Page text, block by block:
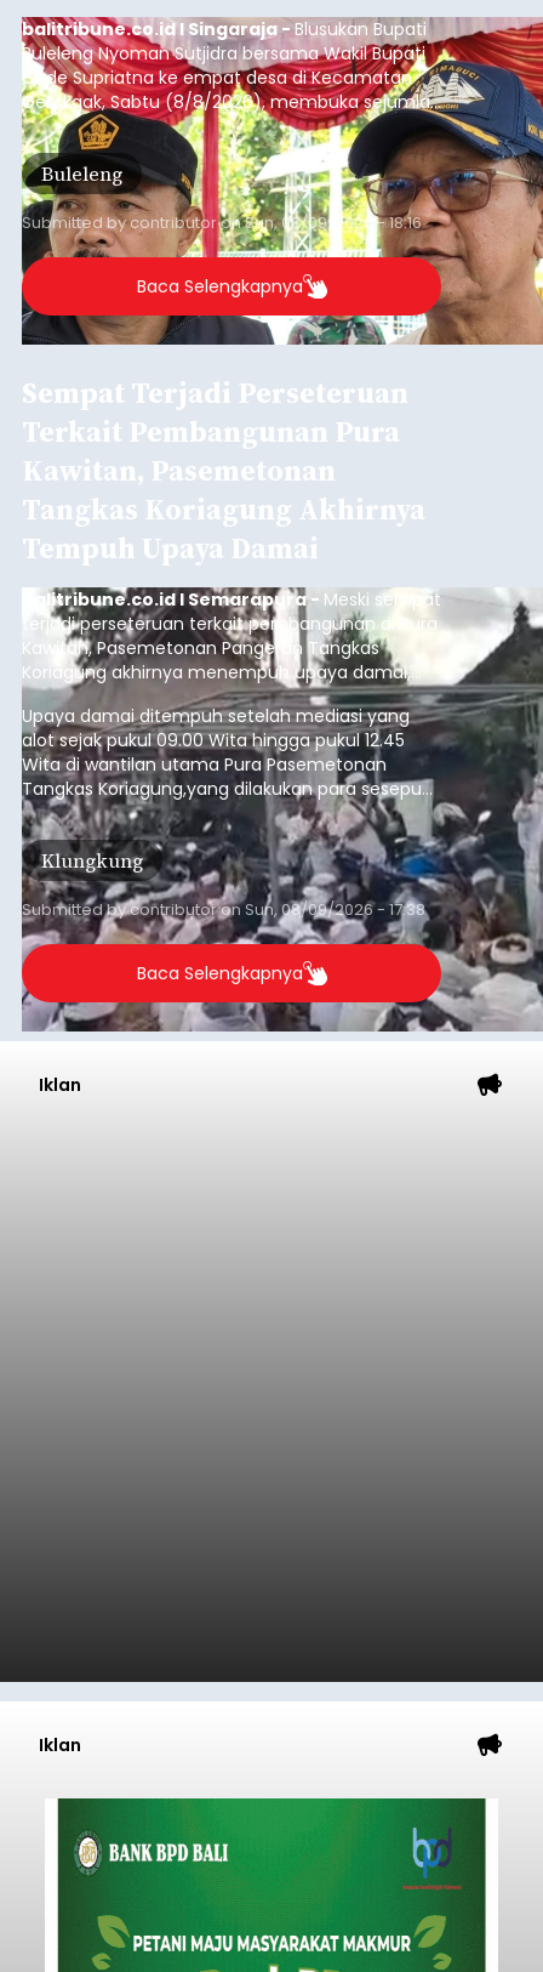
balitribune.co.id I Singaraja - Blusukan Bupati
Buleleng Nyoman Sutjidra bersama Wakil Bupati
Gede Supriatna ke empat desa di Kecamatan
Gerokgak, Sabtu (8/8/2026), membuka sejumlah
persoalan yang masih dihadapi masyarakat. Dari
jalan desa yang rusak hingga potensi pertanian
yang belum optimal, semuanya menjadi
perhatian pemerintah daerah.
Buleleng
Submitted bycontributoronSun, 08/09/2026 - 18:16
Baca Selengkapnya
Sempat Terjadi Perseteruan
Terkait Pembangunan Pura
Kawitan, Pasemetonan
Tangkas Koriagung Akhirnya
Tempuh Upaya Damai
balitribune.co.id I Semarapura - Meski sempat
terjadi perseteruan terkait pembangunan di Pura
Kawitan, Pasemetonan Pangeran Tangkas
Koriagung akhirnya menempuh upaya damai,
pada Minggu (9/8/2026).
Upaya damai ditempuh setelah mediasi yang
alot sejak pukul 09.00 Wita hingga pukul 12.45
Wita di wantilan utama Pura Pasemetonan
Tangkas Koriagung,yang dilakukan para sesepuh
kedua belah pihak yang berseberangan.
Klungkung
Submitted bycontributoronSun, 08/09/2026 - 17:38
Baca Selengkapnya
Iklan
Iklan